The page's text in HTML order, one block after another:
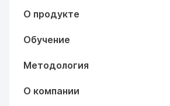
О продукте
Обучение
Методология
О компании